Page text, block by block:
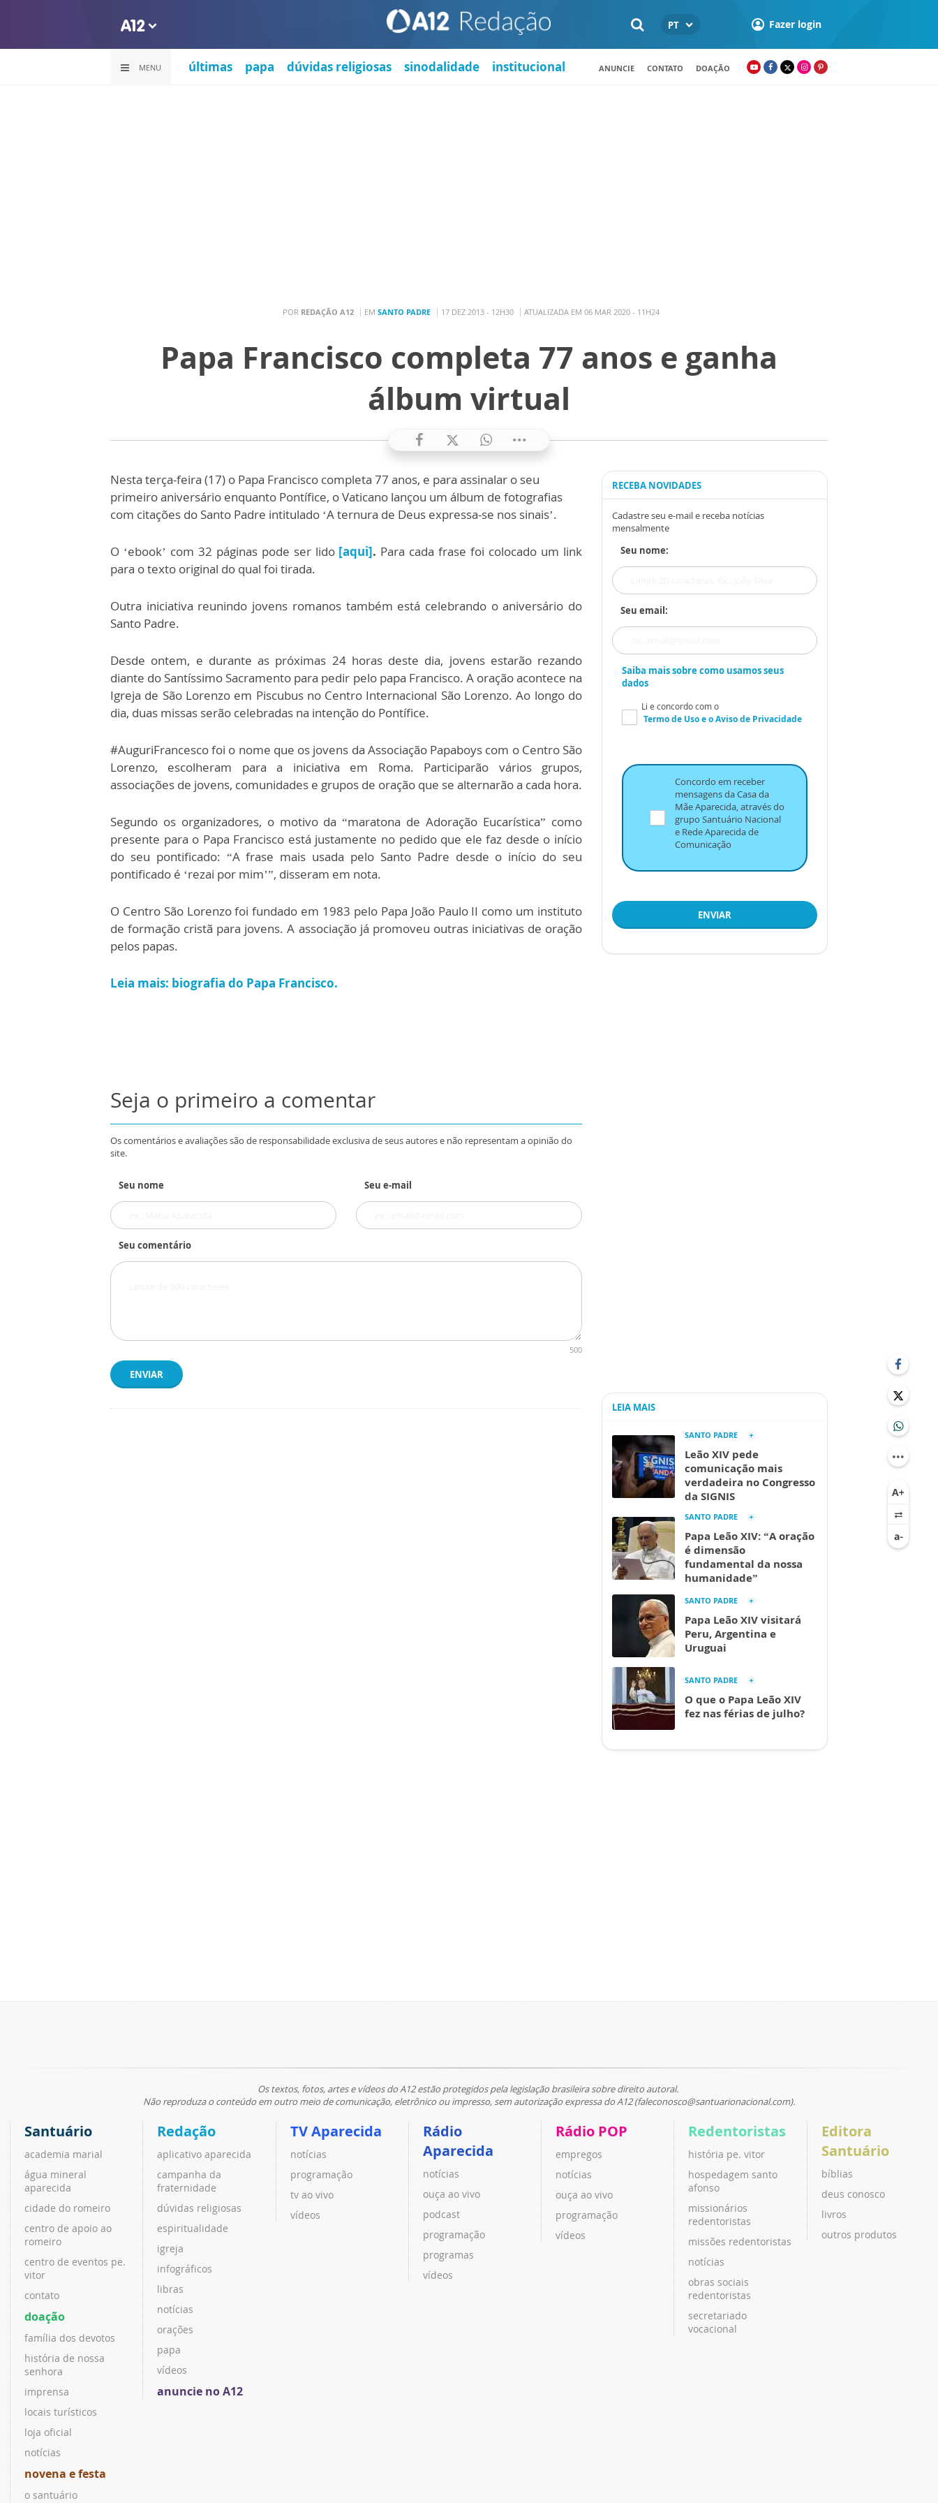
PT Fazer login
MENU últimas papa dúvidas religiosas sinodalidade institucional ANUNCIE CONTATO DOAÇÃO
POR REDAÇÃO A12 EM SANTO PADRE 17 DEZ 2013 - 12H30 ATUALIZADA EM 06 MAR 2020 - 11H24
Papa Francisco completa 77 anos e ganha
álbum virtual
Nesta terça-feira (17) o Papa Francisco completa 77 anos, e para assinalar o seu
primeiro aniversário enquanto Pontífice, o Vaticano lançou um álbum de fotografias
com citações do Santo Padre intitulado ‘A ternura de Deus expressa-se nos sinais’.
O ‘ebook’ com 32 páginas pode ser lido [aqui]. Para cada frase foi colocado um link
para o texto original do qual foi tirada.
Outra iniciativa reunindo jovens romanos também está celebrando o aniversário do
Santo Padre.
Desde ontem, e durante as próximas 24 horas deste dia, jovens estarão rezando
diante do Santíssimo Sacramento para pedir pelo papa Francisco. A oração acontece na
Igreja de São Lorenzo em Piscubus no Centro Internacional São Lorenzo. Ao longo do
dia, duas missas serão celebradas na intenção do Pontífice.
#AuguriFrancesco foi o nome que os jovens da Associação Papaboys com o Centro São
Lorenzo, escolheram para a iniciativa em Roma. Participarão vários grupos,
associações de jovens, comunidades e grupos de oração que se alternarão a cada hora.
Segundo os organizadores, o motivo da “maratona de Adoração Eucarística” como
presente para o Papa Francisco está justamente no pedido que ele faz desde o início
do seu pontificado: “A frase mais usada pelo Santo Padre desde o início do seu
pontificado é ‘rezai por mim’”, disseram em nota.
O Centro São Lorenzo foi fundado em 1983 pelo Papa João Paulo II como um instituto
de formação cristã para jovens. A associação já promoveu outras iniciativas de oração
pelos papas.
Leia mais: biografia do Papa Francisco.
Seja o primeiro a comentar
Os comentários e avaliações são de responsabilidade exclusiva de seus autores e não representam a opinião do
site.
Seu nome Seu e-mail
Seu comentário
500
ENVIAR
RECEBA NOVIDADES
Cadastre seu e-mail e receba notícias
mensalmente
Seu nome:
Seu email:
Saiba mais sobre como usamos seus
dados
Li e concordo com o
Termo de Usoe oAviso de Privacidade
Concordo em receber
mensagens da Casa da
Mãe Aparecida, através do
grupo Santuário Nacional
e Rede Aparecida de
Comunicação
ENVIAR
LEIA MAIS
SANTO PADRE
Leão XIV pede
comunicação mais
verdadeira no Congresso
da SIGNIS
SANTO PADRE
Papa Leão XIV: “A oração
é dimensão
fundamental da nossa
humanidade”
SANTO PADRE
Papa Leão XIV visitará
Peru, Argentina e
Uruguai
SANTO PADRE
O que o Papa Leão XIV
fez nas férias de julho?
Os textos, fotos, artes e vídeos do A12 estão protegidos pela legislação brasileira sobre direito autoral.
Não reproduza o conteúdo em outro meio de comunicação, eletrônico ou impresso, sem autorização expressa do A12 (faleconosco@santuarionacional.com).
Santuário
academia marial
água mineral
aparecida
cidade do romeiro
centro de apoio ao
romeiro
centro de eventos pe.
vitor
contato
doação
família dos devotos
história de nossa
senhora
imprensa
locais turísticos
loja oficial
notícias
novena e festa
o santuário
Redação
aplicativo aparecida
campanha da
fraternidade
dúvidas religiosas
espiritualidade
igreja
infográficos
libras
notícias
orações
papa
vídeos
anuncie no A12
TV Aparecida
notícias
programação
tv ao vivo
vídeos
Rádio
Aparecida
notícias
ouça ao vivo
podcast
programação
programas
vídeos
Rádio POP
empregos
notícias
ouça ao vivo
programação
vídeos
Redentoristas
história pe. vitor
hospedagem santo
afonso
missionários
redentoristas
missões redentoristas
notícias
obras sociais
redentoristas
secretariado
vocacional
Editora
Santuário
bíblias
deus conosco
livros
outros produtos